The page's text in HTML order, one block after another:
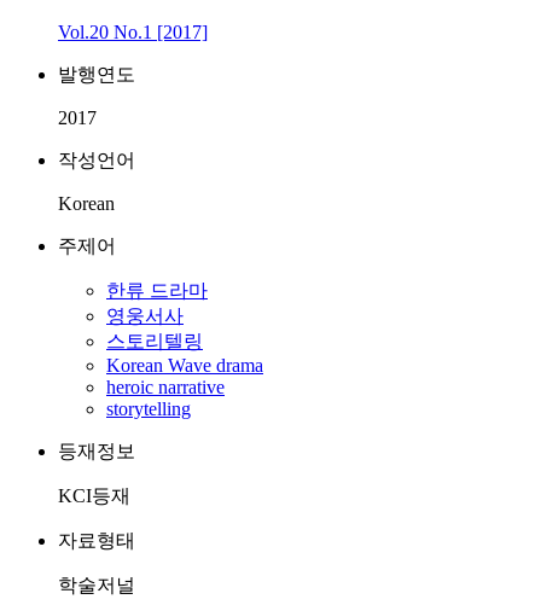
Vol.20 No.1 [2017]
발행연도
2017
작성언어
Korean
주제어
한류 드라마
영웅서사
스토리텔링
Korean Wave drama
heroic narrative
storytelling
등재정보
KCI등재
자료형태
학술저널